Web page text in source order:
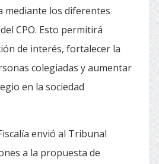
mediante los diferentes
CPO. Esto permitirá
de interés, fortalecer la
colegiadas y aumentar
en la sociedad
envió al Tribunal
a la propuesta de